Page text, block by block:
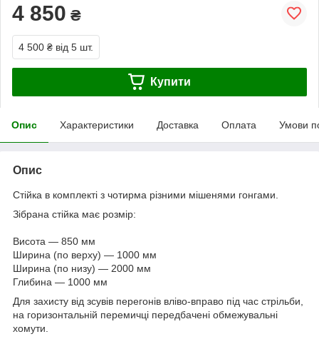
4 850 ₴
4 500 ₴ від 5 шт.
Купити
Опис Характеристики Доставка Оплата Умови
Опис
Стійка в комплекті з чотирма різними мішенями гонгами.
Зібрана стійка має розмір:
Висота — 850 мм
Ширина (по верху) — 1000 мм
Ширина (по низу) — 2000 мм
Глибина — 1000 мм
Для захисту від зсувів перегонів вліво-вправо під час стрільби,
на горизонтальній перемичці передбачені обмежувальні
хомути.